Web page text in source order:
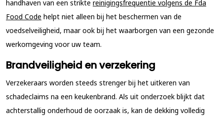
handhaven van een strikte reinigingsfrequentie volgens de Fda
Food Code helpt niet alleen bij het beschermen van de
voedselveiligheid, maar ook bij het waarborgen van een gezonde
werkomgeving voor uw team.
Brandveiligheid en verzekering
Verzekeraars worden steeds strenger bij het uitkeren van
schadeclaims na een keukenbrand. Als uit onderzoek blijkt dat
achterstallig onderhoud de oorzaak is, kan de dekking volledig